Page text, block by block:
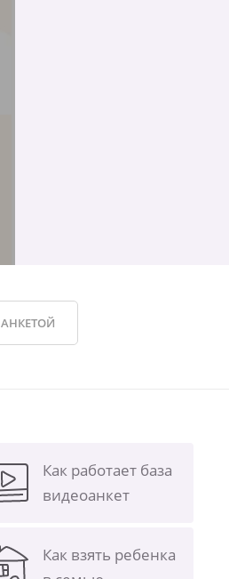
АНКЕТОЙ
Как работает база
видеоанкет
Как взять ребенка